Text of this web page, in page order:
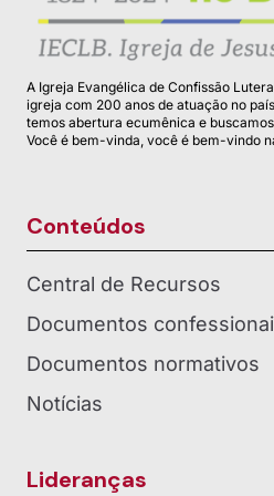
A Igreja Evangélica de Confissão
igreja com 200 anos de atuação no
temos abertura ecumênica e
Você é bem-vinda, você é bem-vindo
Conteúdos
Central de Recursos
Documentos
Documentos normativos
Notícias
Lideranças